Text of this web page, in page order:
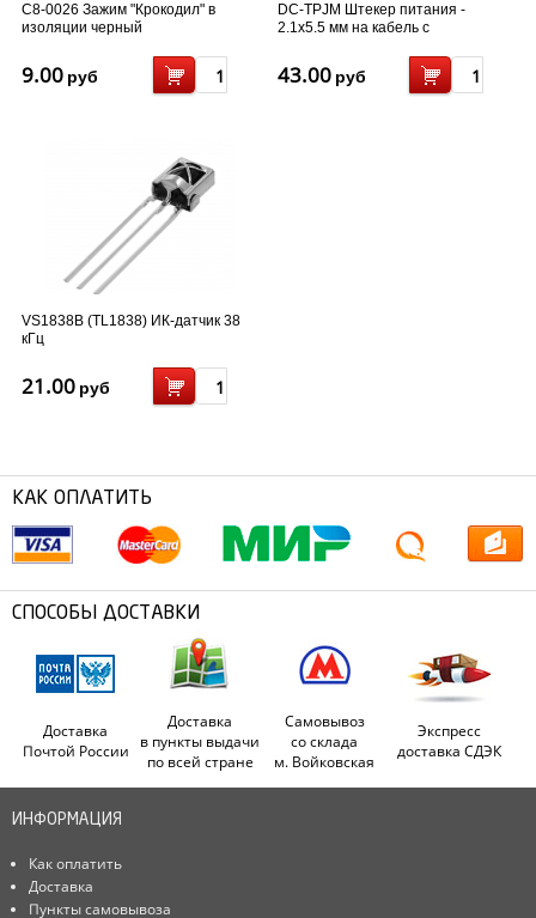
С8-0026 Зажим "Крокодил" в
изоляции черный
9.00 руб
DC-TPJM Штекер питания -
2.1x5.5 мм на кабель с
43.00 руб
VS1838B (TL1838) ИК-датчик 38
кГц
21.00 руб
КАК ОПЛАТИТЬ
СПОСОБЫ ДОСТАВКИ
Доставка
Почтой России
Доставка
в пункты выдачи
по всей стране
Самовывоз
со склада
м. Войковская
Экспресс
доставка СДЭК
ИНФОРМАЦИЯ
Как оплатить
Доставка
Пункты самовывоза